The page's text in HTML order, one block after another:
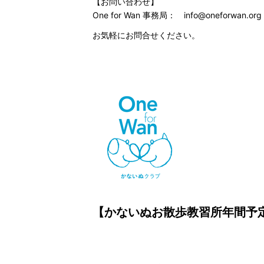
One for Wan 事務局： info@oneforwan.org
お気軽にお問合せください。
【かないぬお散歩教習所年間予